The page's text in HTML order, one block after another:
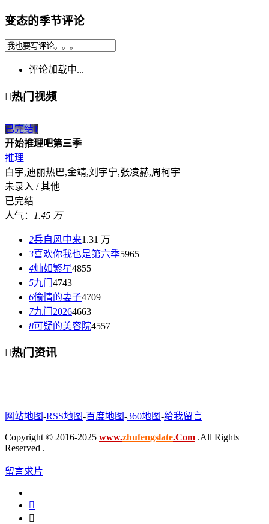
变态的季节评论
评论加载中...
热门视频
已完结1
开始推理吧第三季
推理
白宇,迪丽热巴,金靖,刘宇宁,张凌赫,周柯宇
未录入 / 其他
已完结
人气：
1.45 万
2兵自风中来1.31 万
3喜欢你我也是第六季5965
4灿如繁星4855
5九门 4743
6偷情的妻子4709
7九门20264663
8可疑的美容院4557
热门资讯
网站地图-RSS地图-百度地图-360地图-给我留言
Copyright © 2016-2025 www.zhufengslate.Com .All Rights
Reserved .
留言求片

